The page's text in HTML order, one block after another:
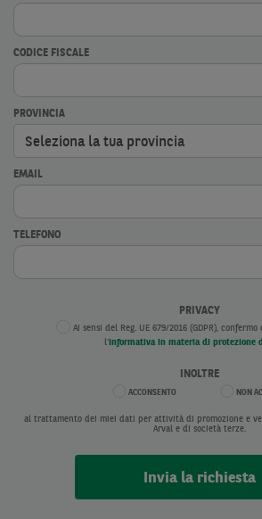
CODICE FISCALE
PROVINCIA
EMAIL
TELEFONO
PRIVACY
Ai sensi del Reg. UE 679/2016 (GDPR),
l'Informativa in materia di protezione
INOLTRE
ACCONSENTO NON
al trattamento dei miei dati per attività di promozione e
Arval e di società terze.
Invia la richiesta